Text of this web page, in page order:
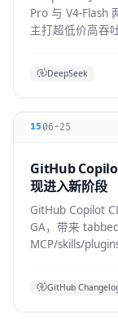
Pro 与 V4-Flash
主打超低价高吞
DeepSeek
15 06-25
GitHub
现进入新阶段
GitHub Copilot
GA，带来
MCP/skills/
GitHub